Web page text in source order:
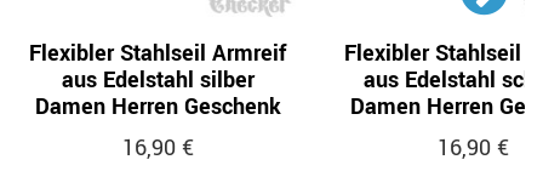
Flexibler Stahlseil Armreif
aus Edelstahl silber
Damen Herren Geschenk
16,90 €
Flexibler Stahlseil
aus Edelstahl
Damen Herren
16,90 €